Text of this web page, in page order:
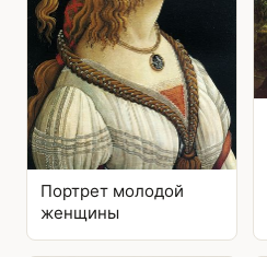
Портрет молодой
женщины